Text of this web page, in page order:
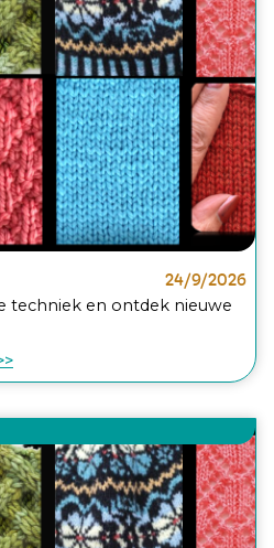
24/9/2026
techniek en ontdek nieuwe